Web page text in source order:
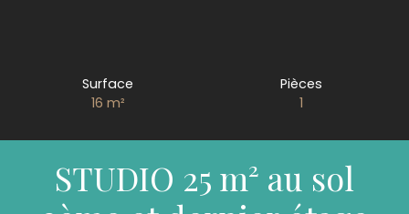
Surface
16 m²
Pièces
1
STUDIO 25 m² au sol